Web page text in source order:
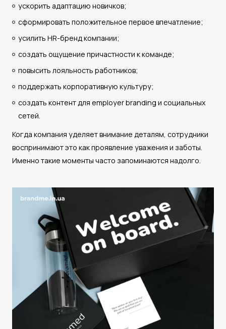
ускорить адаптацию новичков;
сформировать положительное первое впечатление;
усилить HR-бренд компании;
создать ощущение причастности к команде;
повысить лояльность работников;
поддержать корпоративную культуру;
создать контент для employer branding и социальных
сетей.
Когда компания уделяет внимание деталям, сотрудники
воспринимают это как проявление уважения и заботы.
Именно такие моменты часто запоминаются надолго.